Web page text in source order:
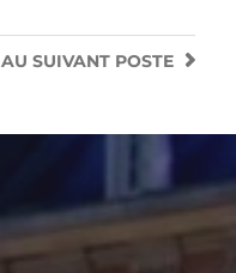
AU SUIVANT POSTE